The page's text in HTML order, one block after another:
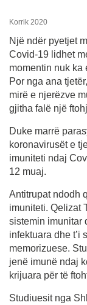
Korrik 2020
Një ndër pyetjet
Covid-19 lidhet
momentin nuk ka
Por nga ana
mirë e njerëzve
gjitha falë një
Duke marrë
koronavirusët e
imuniteti ndaj
12 muaj.
Antitrupat ndodh
imuniteti. Qelizat
sistemin imunitar
infektuara dhe t’i
memorizuese.
jenë imunë ndaj
krijuara për të
Studiuesit nga